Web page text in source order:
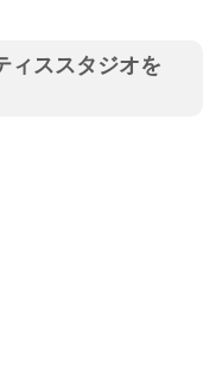
ィススタジオを